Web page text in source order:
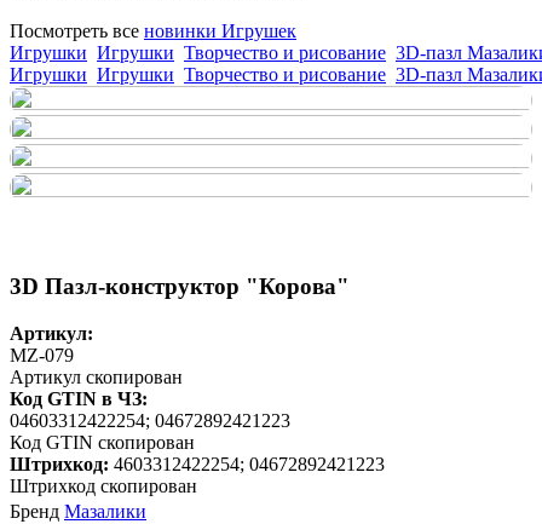
Посмотреть все новинки Игрушек
Игрушки Игрушки Творчество и рисование 3D-пазл
Игрушки Игрушки Творчество и рисование 3D-пазл
3D Пазл-конструктор "Корова"
Артикул:
MZ-079
Артикул скопирован
Код GTIN в ЧЗ:
04603312422254; 04672892421223
Код GTIN скопирован
Штрихкод: 4603312422254; 04672892421223
Штрихкод скопирован
Бренд Мазалики